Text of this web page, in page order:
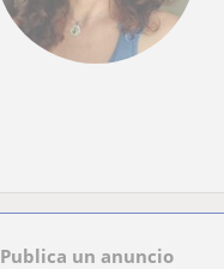
Publica un anuncio